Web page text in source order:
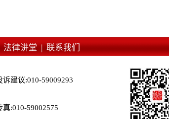
法律讲堂 |联系我们
诉建议:010-59009293
真:010-59002575